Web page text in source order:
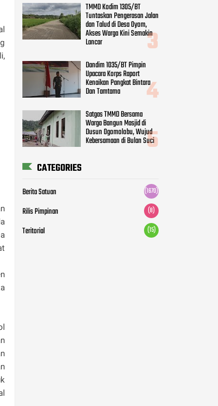
TMMD Kodim 1305/BT
Tuntaskan Pengerasan Jalan
dan Talud di Desa Oyom,
Akses Warga Kini Semakin
Lancar
Dandim 1035/BT Pimpin
Upacara Korps Raport
Kenaikan Pangkat Bintara
Dan Tamtama
Satgas TMMD Bersama
Warga Bangun Masjid di
Dusun Ogomolobu, Wujud
Kebersamaan di Bulan Suci
CATEGORIES
Berita Satuan (1670)
Rilis Pimpinan (8)
Teritorial (15)